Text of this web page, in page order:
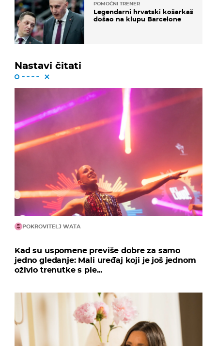
POMOĆNI TRENER
Legendarni hrvatski košarkaš
došao na klupu Barcelone
Nastavi čitati
POKROVITELJ WATA
Kad su uspomene previše dobre za samo
jedno gledanje: Mali uređaj koji je još jednom
oživio trenutke s ple...